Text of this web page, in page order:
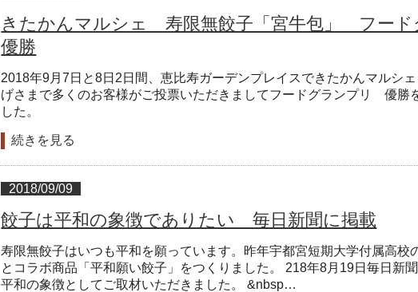
きたかんマルシェ 寿限無餃子「宮牛包」 フー
優勝
2018年9月7日と8日2日間、恵比寿ガーデンプレイスできたかんマルシ
げさまで多くのお客様がご投票いただきましてフードグランプリ 優勝
した。
続きを見る
2018/09/09
餃子は平和の象徴でありたい 毎日新聞に掲載
寿限無餃子はいつも平和を願っています。昨年宇都宮短期大学付属高校
とコラボ商品「平和願い餃子」をつくりました。 218年8月19日毎日新
平和の象徴としてご取材いただきました。 &nbsp…